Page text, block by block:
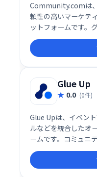
Community.comは
頼性の高いマーケテ
ットフォームです。
ルコミュニティ主催
ーが利用し、メンバ
向上に繋げます。ア
す効果的なコミュニ
ネス成長を支援します
Glue Up
0.0 (0件)
Glue Upは、イベン
ルなどを統合したオ
ームです。コミュニ
かつ柔軟なソリュー
す。ニーズに合わせ
なコミュニティ運営